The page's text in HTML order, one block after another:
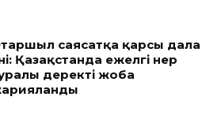
саясатқа қарсы дала
Қазақстанда ежелгі өнер
деректі жоба